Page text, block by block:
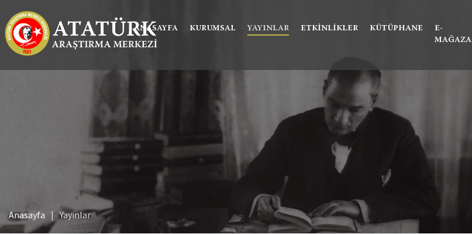
ANASAYFA KURUMSAL YAYINLAR ETKINLIKLER KÜTÜPHANE
E-
MAĞAZA
Anasayfa Yayınlar